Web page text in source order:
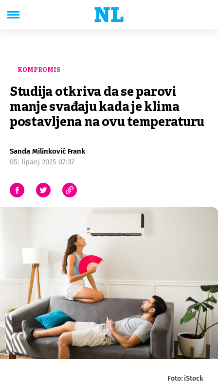
KOMPROMIS
Studija otkriva da se parovi
manje svađaju kada je klima
postavljena na ovu temperaturu
Sanda Milinković Frank
05. lipanj 2025 07:37
Foto: iStock